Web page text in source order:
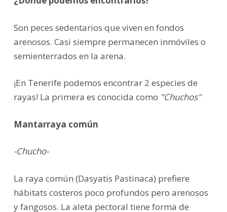
Son peces sedentarios que viven en fondos
arenosos. Casi siempre permanecen inmóviles o
semienterrados en la arena.
¡En Tenerife podemos encontrar 2 especies de
rayas! La primera es conocida como "Chuchos"
Mantarraya común
-Chucho-
La raya común (Dasyatis Pastinaca) prefiere
hábitats costeros poco profundos pero arenosos
y fangosos. La aleta pectoral tiene forma de